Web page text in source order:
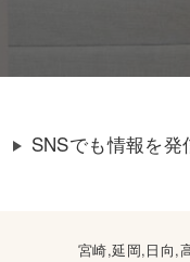
SNSでも情報を発
宮崎,延岡,日向,